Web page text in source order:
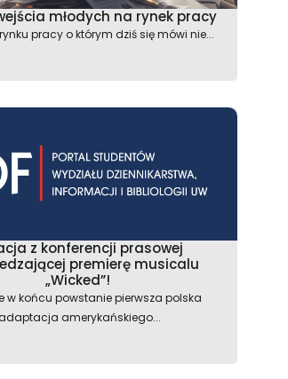
młodych na rynek pracy
pracy o którym dziś się mówi nie...
z konferencji prasowej
premierę musicalu
„Wicked”!
w końcu powstanie pierwsza polska
amerykańskiego...